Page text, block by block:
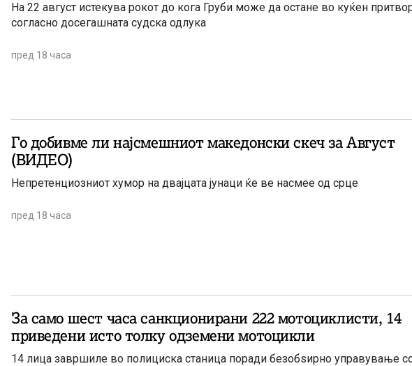
На 22 август истекува рокот до кога Груби може да остане во куќен
согласно досегашната судска одлука
пред 18 часа
Го добивме ли најсмешниот македонски скеч за Август
(ВИДЕО)
Непретенциозниот хумор на двајцата јунаци ќе ве насмее од срце
пред 18 часа
За само шест часа санкционирани 222 мотоциклисти, 14
приведени исто толку одземени мотоцикли
14 лица завршиле во полициска станица поради безобѕирно управување